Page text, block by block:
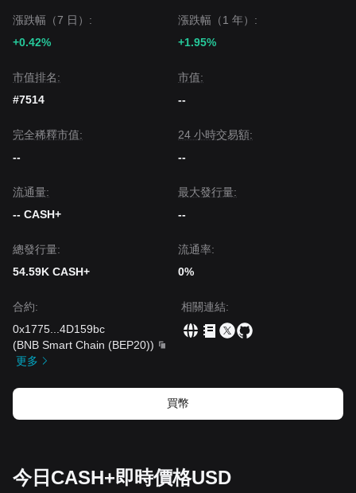
漲跌幅（7 日）:
+0.42%
漲跌幅（1 年）:
+1.95%
市值排名:
#7514
市值:
--
完全稀釋市值:
--
24 小時交易額:
--
流通量:
-- CASH+
‌最大發行量:
--
總發行量:
54.59K CASH+
流通率:
0%
合約:
0x1775
4D159bc
(BNB Smart Chain (BEP20))
更多
相關連結:
買幣
今日CASH+即時價格USD